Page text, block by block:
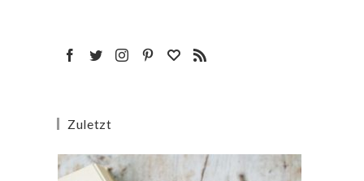
Zuletzt